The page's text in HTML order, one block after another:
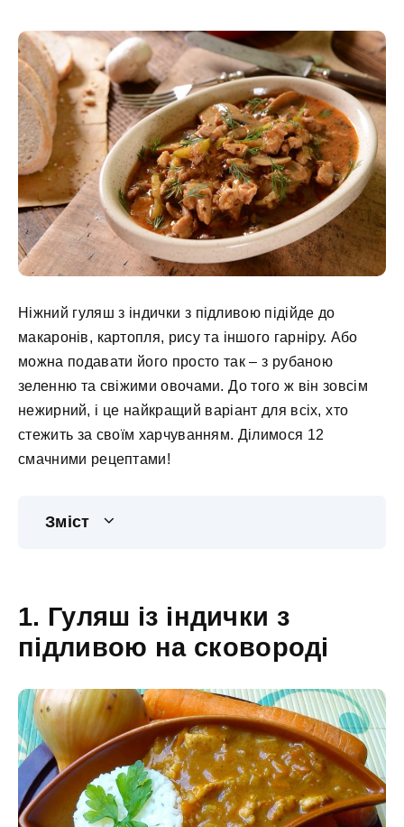
Ніжний гуляш з індички з підливою підійде до
макаронів, картопля, рису та іншого гарніру. Або
можна подавати його просто так – з рубаною
зеленню та свіжими овочами. До того ж він зовсім
нежирний, і це найкращий варіант для всіх, хто
стежить за своїм харчуванням. Ділимося 12
смачними рецептами!
Зміст
1. Гуляш із індички з
підливою на сковороді